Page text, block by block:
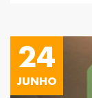
24
JUNHO